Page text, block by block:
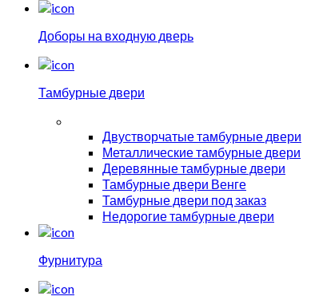
Доборы на входную дверь
Тамбурные двери
Двустворчатые тамбурные двери
Металлические тамбурные двери
Деревянные тамбурные двери
Тамбурные двери Венге
Тамбурные двери под заказ
Недорогие тамбурные двери
Фурнитура